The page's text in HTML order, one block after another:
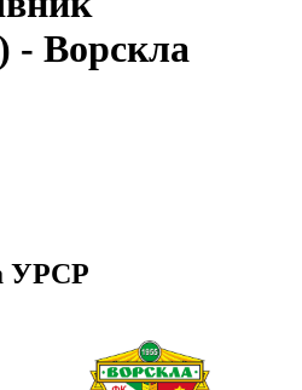
- Ворскла
УРСР